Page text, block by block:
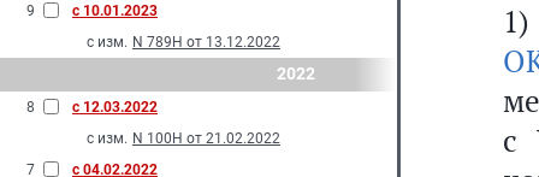
9
с 10.01.2023
с изм. N 789Н от 13.12.2022
2022
8
с 12.03.2022
с изм. N 100Н от 21.02.2022
7
с 04.02.2022
с